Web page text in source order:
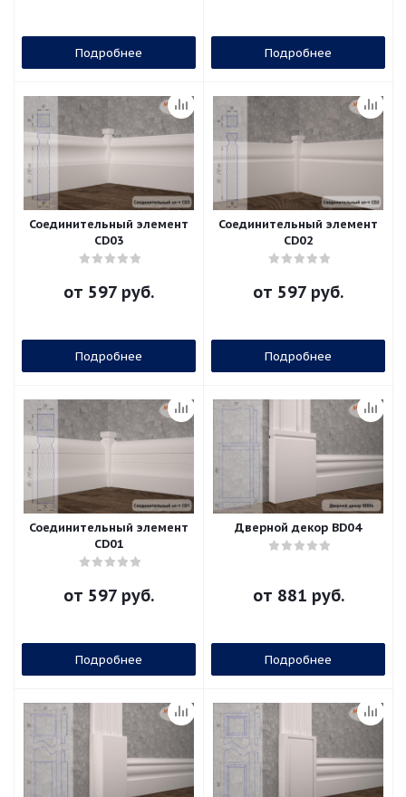
Подробнее Подробнее
Соединительный элемент
CD03
от 597 руб.
Подробнее
Соединительный элемент
CD02
от 597 руб.
Подробнее
Соединительный элемент
CD01
от 597 руб.
Подробнее
Дверной декор BD04
от 881 руб.
Подробнее